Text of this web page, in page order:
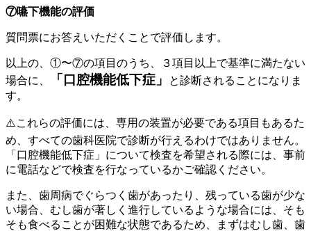
⑦嚥下機能の評価
質問票にお答えいただくことで評価します。
以上の、①〜⑦の項目のうち、３項目以上で基準に満たない
場合に、
「口腔機能低下症」
と診断されることになりま
す。
⚠️これらの評価には、専用の装置が必要である項目もあるた
め、すべての歯科医院で診断が行えるわけではありません。
「口腔機能低下症」について検査を希望される際には、事前
に電話などで検査を行なっているかご確認ください。
また、歯周病でぐらつく歯があったり、残っている歯が少な
い場合、むし歯が著しく進行しているような場合には、そも
そも食べることが困難な状態であるため、まずはむし歯、歯